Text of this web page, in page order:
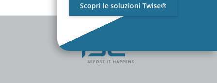
Scopri le soluzioni Twise®